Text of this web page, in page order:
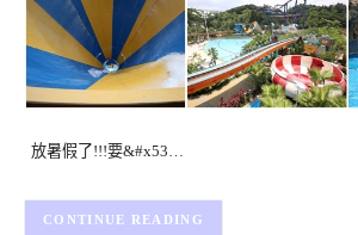
放暑假了!!!要&#x53…
CONTINUE READING